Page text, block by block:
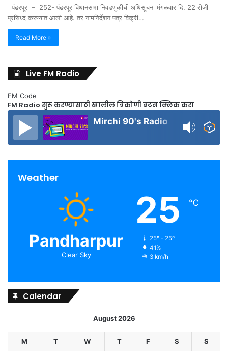
पंढरपूर – 252- पंढरपूर विधानसभा निवडणुकीची अधिसूचना मंगळवार दि. 22 रोजी
प्रसिध्द करण्यात आली आहे. तर नामनिर्देशन पत्र विक्री…
Read More »
Live FM Radio
FM Code
FM Radio सुरू करण्यासाठी खालील त्रिकोणी बटन क्लिक करा
Mirchi 90's Radio
Weather
Pandharpur
Clear Sky
25 ℃
25º - 25º
41%
3 km/h
Calendar
August 2026
M T W T F S S